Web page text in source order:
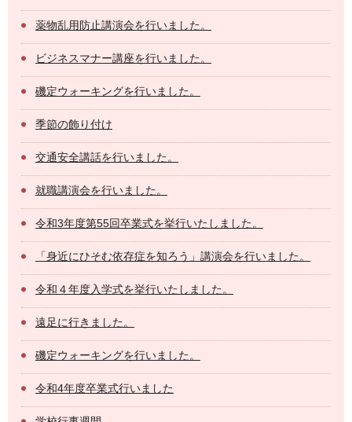
薬物乱用防止講演会を行いました。
ビジネスマナー講座を行いました。
磯定ウォーキングを行いました。
季節の飾り付け
交通安全講話を行いました。
就職講演会を行いました。
令和3年度第55回卒業式を挙行いたしました。
「身近にひそむ依存症を知ろう」講演会を行いました。
令和４年度入学式を挙行いたしました。
遠足に行きました。
磯定ウォーキングを行いました。
令和4年度卒業式行いました